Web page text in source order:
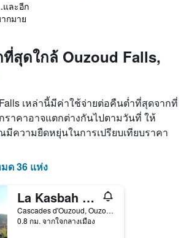
และอีก
กมาย
สุดใกล้ Ouzoud Falls,
เหล่านี้มีค่าใช้จ่ายต่อคืนต่ำที่สุดจากที่
ราคาอาจแตกต่างกันไปตามวันที่ ให้
ความยืดหยุ่นในการเปรียบเทียบราคา
ด 36 แห่ง
La Kasbah d'Ouzoud
Cascades d'Ouzoud, Ouzoud, โมร็อกโก
0.8 กม. จากใจกลางเมือง